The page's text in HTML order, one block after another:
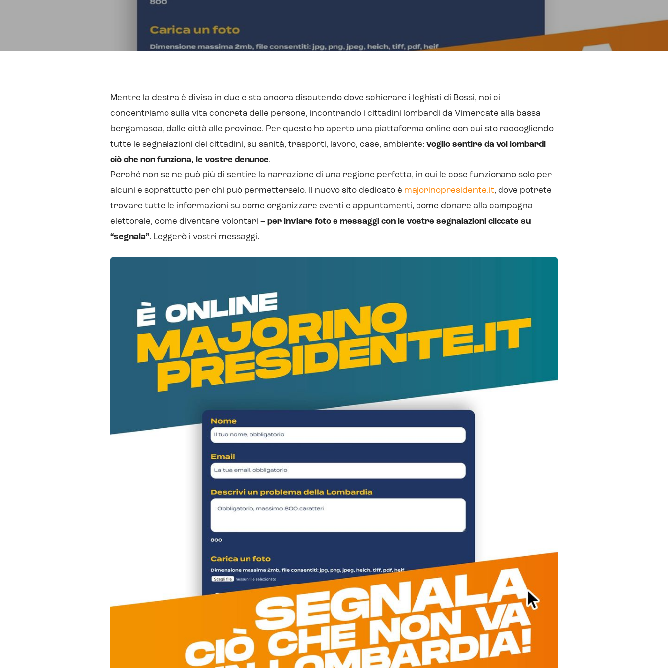
Mentre la destra è divisa in due e sta ancora discutendo dove schierare i leghisti di Bossi, noi ci
concentriamo sulla vita concreta delle persone, incontrando i cittadini lombardi da Vimercate alla bassa
bergamasca, dalle città alle province. Per questo ho aperto una piattaforma online con cui sto raccogliendo
tutte le segnalazioni dei cittadini, su sanità, trasporti, lavoro, case, ambiente: voglio sentire da voi lombardi
ciò che non funziona, le vostre denunce.
Perché non se ne può più di sentire la narrazione di una regione perfetta, in cui le cose funzionano solo per
alcuni e soprattutto per chi può permetterselo. Il nuovo sito dedicato è majorinopresidente.it, dove potrete
trovare tutte le informazioni su come organizzare eventi e appuntamenti, come donare alla campagna
elettorale, come diventare volontari – per inviare foto e messaggi con le vostre segnalazioni cliccate su
“segnala”. Leggerò i vostri messaggi.